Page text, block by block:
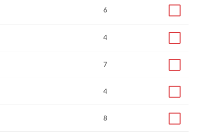
6
4
7
4
8